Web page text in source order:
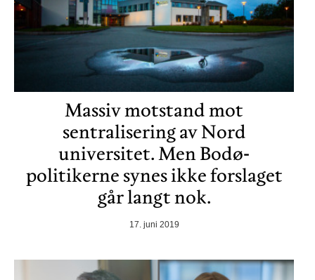
Massiv motstand mot
sentralisering av Nord
universitet. Men Bodø-
politikerne synes ikke forslaget
går langt nok.
17. juni 2019